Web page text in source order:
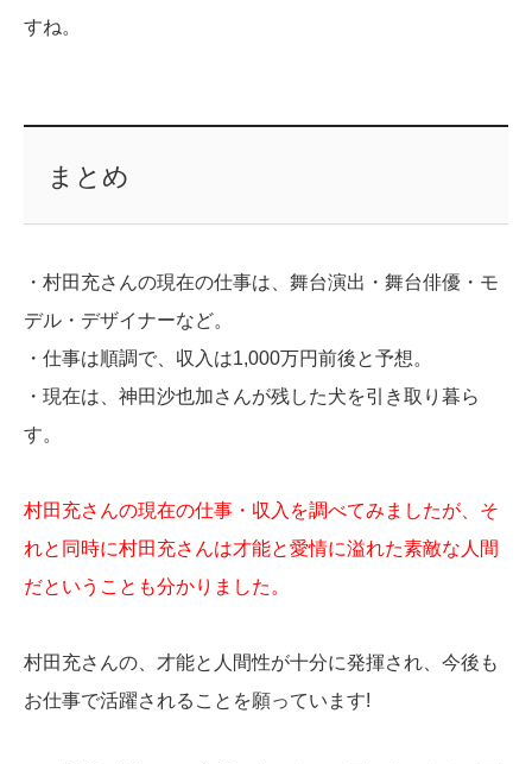
すね。
まとめ
・村田充さんの現在の仕事は、舞台演出・舞台俳優・モ
デル・デザイナーなど。
・仕事は順調で、収入は1,000万円前後と予想。
・現在は、神田沙也加さんが残した犬を引き取り暮ら
す。
村田充さんの現在の仕事・収入を調べてみましたが、そ
れと同時に村田充さんは才能と愛情に溢れた素敵な人間
だということも分かりました。
村田充さんの、才能と人間性が十分に発揮され、今後も
お仕事で活躍されることを願っています!